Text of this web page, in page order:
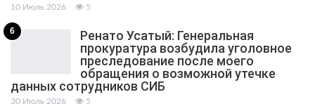
10 Июль 2026 5
6
Ренато Усатый: Генеральная
прокуратура возбудила уголовное
преследование после моего
обращения о возможной утечке
данных сотрудников СИБ
30 Июль 2026 5